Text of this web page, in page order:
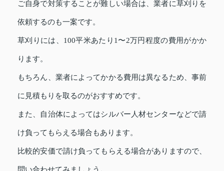
ご自身で対策することが難しい場合は、業者に草刈りを
依頼するのも一案です。
草刈りには、100平米あたり1〜2万円程度の費用がかか
ります。
もちろん、業者によってかかる費用は異なるため、事前
に見積もりを取るのがおすすめです。
また、自治体によってはシルバー人材センターなどで請
け負ってもらえる場合もあります。
比較的安価で請け負ってもらえる場合がありますので、
問い合わせてみましょう。